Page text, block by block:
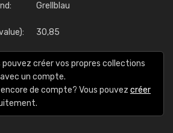
Grellblau
30,85
pouvez créer vos propres collections
un compte.
de compte? Vous pouvez créer